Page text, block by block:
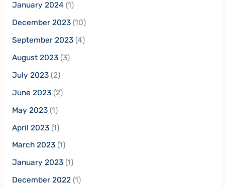
January 2024 (1)
December 2023(10)
September 2023(4)
August 2023(3)
July 2023(2)
June 2023(2)
May 2023(1)
April 2023(1)
March 2023(1)
January 2023(1)
December 2022(1)